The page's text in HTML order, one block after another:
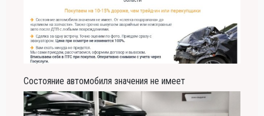
Состояние автомобиля значения не имеет